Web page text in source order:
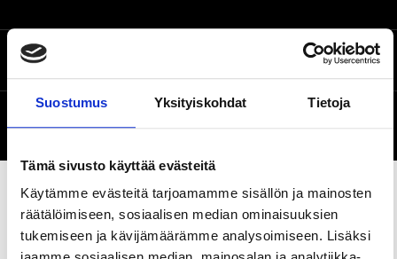
Suostumus Yksityiskohdat Tietoja
Tämä sivusto käyttää evästeitä
Käytämme evästeitä tarjoamamme sisällön ja mainosten
räätälöimiseen, sosiaalisen median ominaisuuksien
tukemiseen ja kävijämäärämme analysoimiseen. Lisäksi
Location on the map Pyynikintie 13, Tampere
accessible
Share this page